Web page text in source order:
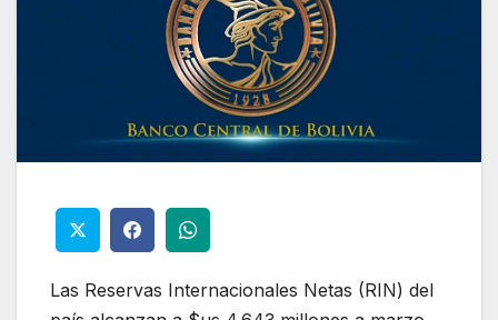
Las Reservas Internacionales Netas (RIN) del